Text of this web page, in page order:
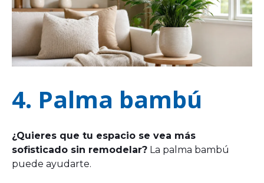
4. Palma bambú
¿Quieres que tu espacio se vea más
sofisticado sin remodelar? La palma bambú
puede ayudarte.